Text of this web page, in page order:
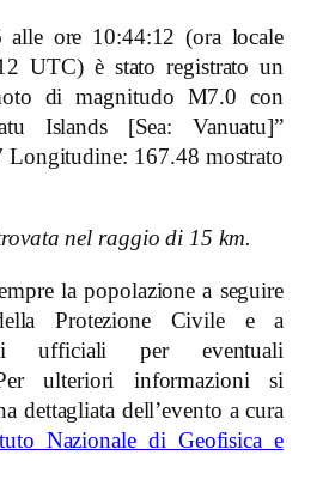
alle ore 10:44:12 (ora locale
UTC) è stato registrato un
di magnitudo M7.0 con
Islands [Sea: Vanuatu]”
Longitudine: 167.48 mostrato
nel raggio di 15 km.
la popolazione a seguire
Protezione Civile e a
ufficiali per eventuali
ulteriori informazioni si
dettagliata dell’evento a cura
Nazionale di Geofisica e